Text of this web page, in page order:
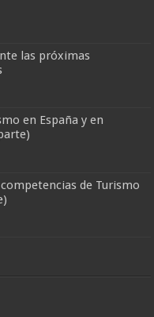
las próximas
en España y en
de Turismo